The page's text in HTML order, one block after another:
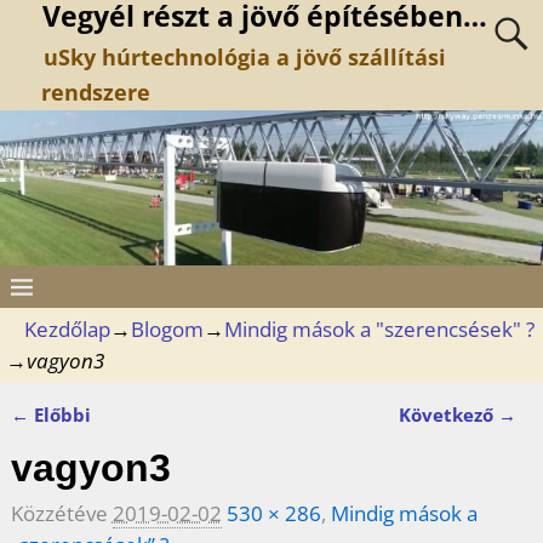
Vegyél részt a jövő építésében…
uSky húrtechnológia a jövő szállítási
rendszere
Kezdőlap→Blogom→Mindig mások a "szerencsések" ?
→vagyon3
← Előbbi Következő →
vagyon3
Közzétéve 2019-02-02 530 × 286, Mindig mások a